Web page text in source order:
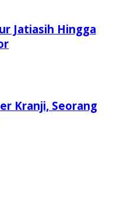
Jatiasih Hingga
Kranji, Seorang